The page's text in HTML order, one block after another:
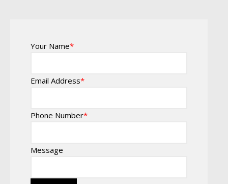
Your Name*
Email Address*
Phone Number*
Message